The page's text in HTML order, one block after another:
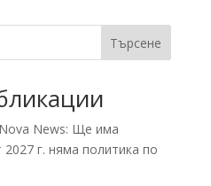
Търсене
News: Ще има
г. няма политика по